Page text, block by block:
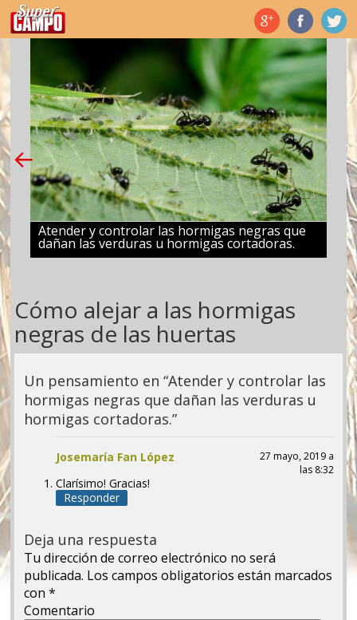
Temas de hoy
Atender y controlar las hormigas negras que
dañan las verduras u hormigas cortadoras.
Cómo alejar a las hormigas
negras de las huertas
Un pensamiento en “Atender y controlar las
hormigas negras que dañan las verduras u
hormigas cortadoras.”
Josemaría Fan López
27 mayo, 2019 a
las 8:32
Clarísimo! Gracias!
Responder
Deja una respuesta
Tu dirección de correo electrónico no será
publicada. Los campos obligatorios están marcados
con*
Comentario